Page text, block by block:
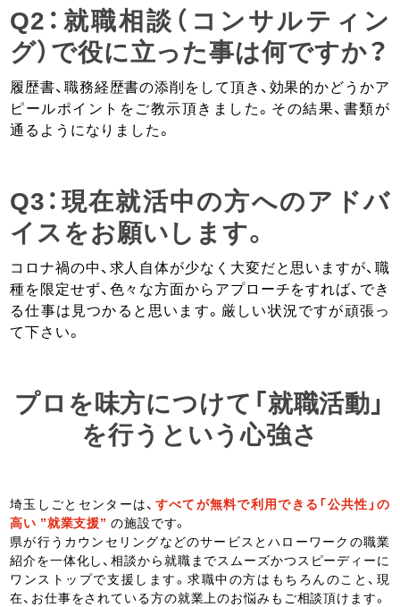
Q2：就職相談（コンサルティン
グ）で役に立った事は何ですか？
履歴書、職務経歴書の添削をして頂き、効果的かどうかア
ピールポイントをご教示頂きました。その結果、書類が
通るようになりました。
Q3：現在就活中の方へのアドバ
イスをお願いします。
コロナ禍の中、求人自体が少なく大変だと思いますが、職
種を限定せず、色々な方面からアプローチをすれば、でき
る仕事は見つかると思います。厳しい状況ですが頑張っ
て下さい。
プロを味方につけて「就職活動」
を行うという心強さ
埼玉しごとセンターは、 すべてが無料で利用できる「公共性」の
高い ”就業支援” の施設です。
県が行うカウンセリングなどのサービスとハローワークの職業
紹介を一体化し、相談から就職までスムーズかつスピーディーに
ワンストップで支援します。求職中の方はもちろんのこと、現
在、お仕事をされている方の就業上のお悩みもご相談頂けます。